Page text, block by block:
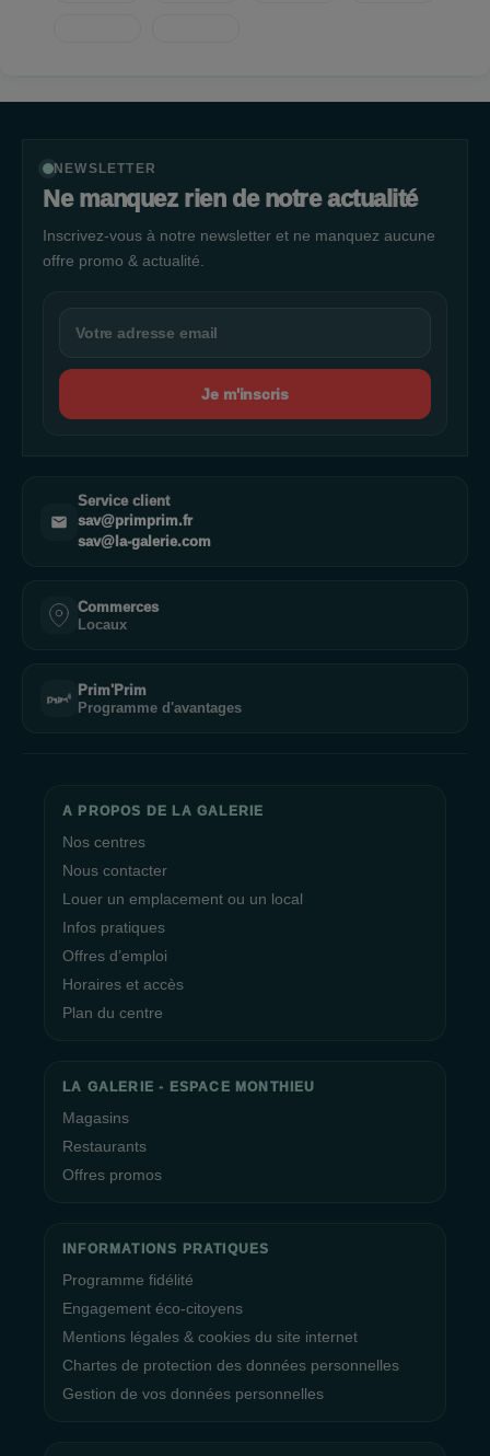
NEWSLETTER
Ne manquez rien de notre actualité
Inscrivez-vous à notre newsletter et ne manquez aucune
offre promo & actualité.
Je m'inscris
Service client
sav@primprim.fr
sav@la-galerie.com
Commerces
Locaux
Prim'Prim
Programme d'avantages
A PROPOS DE LA GALERIE
Nos centres
Nous contacter
Louer un emplacement ou un local
Infos pratiques
Offres d’emploi
Horaires et accès
Plan du centre
LA GALERIE - ESPACE MONTHIEU
Magasins
Restaurants
Offres promos
INFORMATIONS PRATIQUES
Programme fidélité
Engagement éco-citoyens
Mentions légales & cookies du site internet
Chartes de protection des données personnelles
Gestion de vos données personnelles